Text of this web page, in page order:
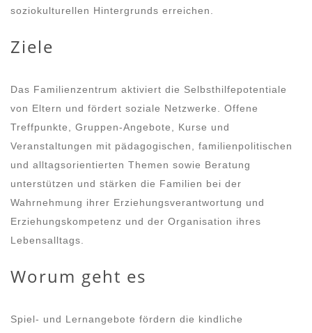
soziokulturellen Hintergrunds erreichen.
Ziele
Das Familienzentrum aktiviert die Selbsthilfepotentiale
von Eltern und fördert soziale Netzwerke. Offene
Treffpunkte, Gruppen-Angebote, Kurse und
Veranstaltungen mit pädagogischen, familienpolitischen
und alltagsorientierten Themen sowie Beratung
unterstützen und stärken die Familien bei der
Wahrnehmung ihrer Erziehungsverantwortung und
Erziehungskompetenz und der Organisation ihres
Lebensalltags.
Worum geht es
Spiel- und Lernangebote fördern die kindliche